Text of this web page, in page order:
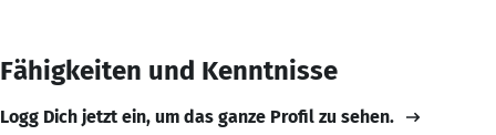
Fähigkeiten und Kenntnisse
Logg Dich jetzt ein, um das ganze Profil zu sehen.